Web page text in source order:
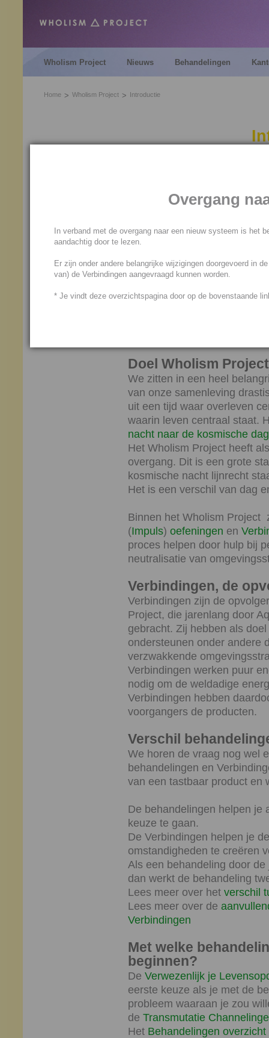
Wholism Project Nieuws Behandelingen
Home Wholism Project Introductie
kosmische dag.
is, hebben we in de loop
deze site geplaatst.
Dit artikel is geschreven om
principes van de kosmische
uitgebreide website.
Doel Wholism Project
We zitten in een heel
van onze samenleving
uit een tijd waar overleven
waarin leven centraal staat.
nacht naar de kosmische dag
Het Wholism Project heeft
overgang. Dit is een grote
kosmische nacht lijnrecht
Het is een verschil van dag
Binnen het Wholism Project
(Impuls) oefeningen en
proces helpen door hulp bij
neutralisatie van
Verbindingen, de
Verbindingen zijn de
Project, die jarenlang door
gebracht. Zij hebben als
ondersteunen onder andere
verzwakkende
Verbindingen werken puur
nodig om de weldadige
Verbindingen hebben
voorgangers de producten.
Verschil
We horen de vraag nog wel
behandelingen en
van een tastbaar product en
De behandelingen helpen je
keuze te gaan.
De Verbindingen helpen je
omstandigheden te creëren
Als een behandeling door
dan werkt de behandeling
Lees meer over het verschil
Lees meer over de
Verbindingen
Met welke
beginnen?
De Verwezenlijk je
eerste keuze als je met de
probleem waaraan je zou
de Transmutatie
Het Behandelingen overzicht
Overgang
In verband met de overgang naar een nieuw systeem is het
aandachtig door te lezen.
Er zijn onder andere belangrijke wijzigingen doorgevoerd in
van) de Verbindingen aangevraagd kunnen worden.
* Je vindt deze overzichtspagina door op de bovenstaande